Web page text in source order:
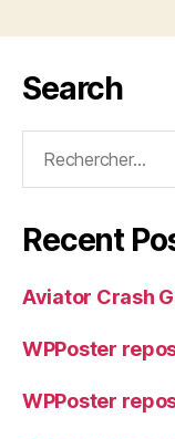
Search
Recent
Aviator Crash
WPPoster
WPPoster